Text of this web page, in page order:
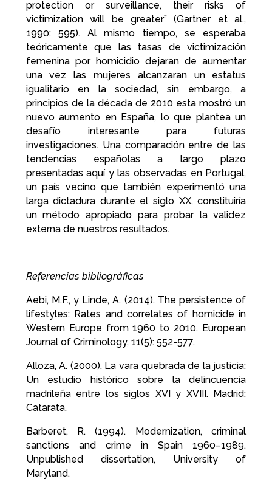
protection or surveillance, their risks of
victimization will be greater” (Gartner et al.,
1990: 595). Al mismo tiempo, se esperaba
teóricamente que las tasas de victimización
femenina por homicidio dejaran de aumentar
una vez las mujeres alcanzaran un estatus
igualitario en la sociedad, sin embargo, a
principios de la década de 2010 esta mostró un
nuevo aumento en España, lo que plantea un
desafío interesante para futuras
investigaciones. Una comparación entre de las
tendencias españolas a largo plazo
presentadas aquí y las observadas en Portugal,
un país vecino que también experimentó una
larga dictadura durante el siglo XX, constituiría
un método apropiado para probar la validez
externa de nuestros resultados.
Referencias bibliográficas
Aebi, M.F., y Linde, A. (2014). The persistence of
lifestyles: Rates and correlates of homicide in
Western Europe from 1960 to 2010. European
Journal of Criminology, 11(5): 552-577.
Alloza, A. (2000). La vara quebrada de la justicia:
Un estudio histórico sobre la delincuencia
madrileña entre los siglos XVI y XVIII. Madrid:
Catarata.
Barberet, R. (1994). Modernization, criminal
sanctions and crime in Spain 1960–1989.
Unpublished dissertation, University of
Maryland.